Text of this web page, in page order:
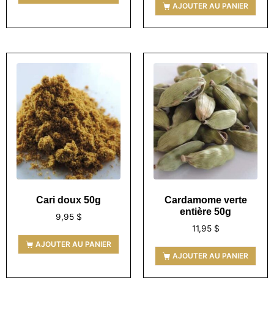
AJOUTER AU PANIER
Cari doux 50g
9,95 $
AJOUTER AU PANIER
Cardamome verte
entière 50g
11,95 $
AJOUTER AU PANIER